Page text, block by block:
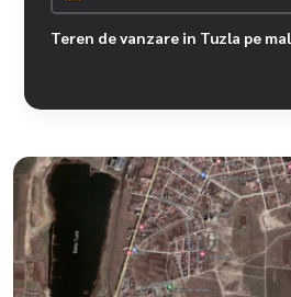
Teren de vanzare in Tuzla pe